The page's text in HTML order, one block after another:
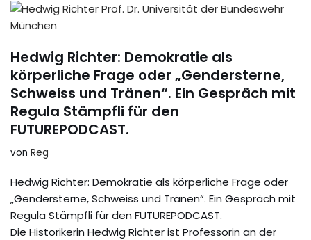
Hedwig Richter: Demokratie als
körperliche Frage oder „Gendersterne,
Schweiss und Tränen“. Ein Gespräch mit
Regula Stämpfli für den
FUTUREPODCAST.
von Reg
Hedwig Richter: Demokratie als körperliche Frage oder
„Gendersterne, Schweiss und Tränen“. Ein Gespräch mit
Regula Stämpfli für den FUTUREPODCAST.
Die Historikerin Hedwig Richter ist Professorin an der